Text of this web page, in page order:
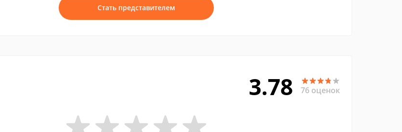
Стать представителем
3.78 76 оценок